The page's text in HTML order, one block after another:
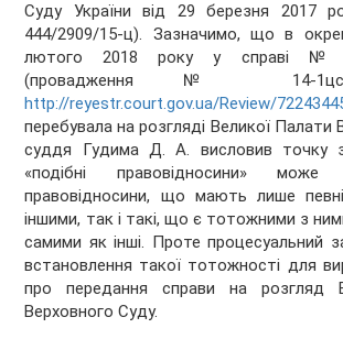
Суду України від 29 березня 2017
444/2909/15-ц). Зазначимо, що в
лютого 2018 року у справі №
(провадження № 14-
http://reyestr.court.gov.ua/Review/
перебувала на розгляді Великої Палати
суддя Гудима Д. А. висловив точку
«подібні правовідносини»
правовідносини, що мають лише
іншими, так і такі, що є тотожними з
самими як інші. Проте процесуальний
встановлення такої тотожності для
про передання справи на розгляд
Верховного Суду.